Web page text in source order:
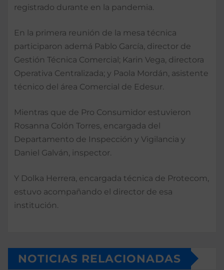
registrado durante en la pandemia.
En la primera reunión de la mesa técnica
participaron ademá Pablo García, director de
Gestión Técnica Comercial; Karin Vega, directora
Operativa Centralizada; y Paola Mordán, asistente
técnico del área Comercial de Edesur.
Mientras que de Pro Consumidor estuvieron
Rosanna Colón Torres, encargada del
Departamento de Inspección y Vigilancia y
Daniel Galván, inspector.
Y Dolka Herrera, encargada técnica de Protecom,
estuvo acompañando el director de esa
institución.
NOTICIAS RELACIONADAS